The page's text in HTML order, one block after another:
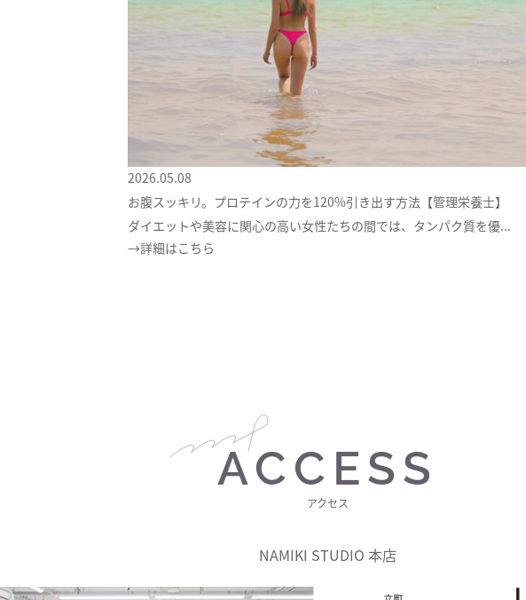
2026.05.08
お腹スッキリ。プロテインの力を120%引き出す方法【管理栄養士】
ダイエットや美容に関心の高い女性たちの間では、タンパク質を優...
→詳細はこちら
ACCESS
アクセス
NAMIKI STUDIO 本店